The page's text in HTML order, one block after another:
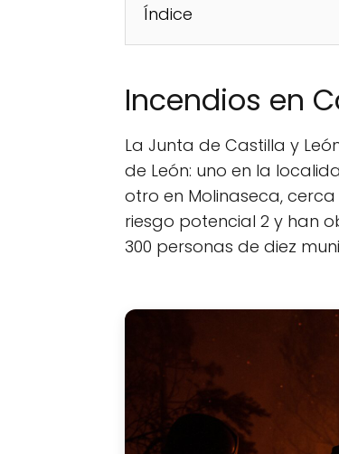
Índice
Incendios en
La Junta de Castilla y
de León: uno en la
otro en Molinaseca,
riesgo potencial 2 y han
300 personas de diez